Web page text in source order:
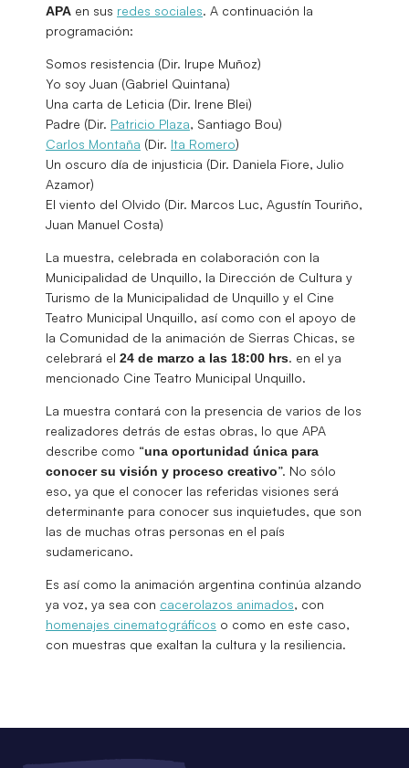
APA en sus redes sociales. A continuación la
programación:
Somos resistencia (Dir. Irupe Muñoz)
Yo soy Juan (Gabriel Quintana)
Una carta de Leticia (Dir. Irene Blei)
Padre (Dir. Patricio Plaza, Santiago Bou)
Carlos Montaña (Dir. Ita Romero)
Un oscuro día de injusticia (Dir. Daniela Fiore, Julio
Azamor)
El viento del Olvido (Dir. Marcos Luc, Agustín Touriño,
Juan Manuel Costa)
La muestra, celebrada en colaboración con la
Municipalidad de Unquillo, la Dirección de Cultura y
Turismo de la Municipalidad de Unquillo y el Cine
Teatro Municipal Unquillo, así como con el apoyo de
la Comunidad de la animación de Sierras Chicas, se
celebrará el 24 de marzo a las 18:00 hrs. en el ya
mencionado Cine Teatro Municipal Unquillo.
La muestra contará con la presencia de varios de los
realizadores detrás de estas obras, lo que APA
describe como “una oportunidad única para
conocer su visión y proceso creativo”. No sólo
eso, ya que el conocer las referidas visiones será
determinante para conocer sus inquietudes, que son
las de muchas otras personas en el país
sudamericano.
Es así como la animación argentina continúa alzando
ya voz, ya sea con cacerolazos animados, con
homenajes cinematográficos o como en este caso,
con muestras que exaltan la cultura y la resiliencia.